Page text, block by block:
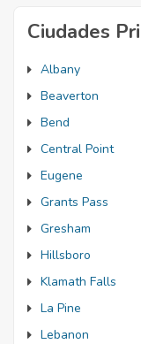
Ciudades
Albany
Beaverton
Bend
Central Point
Eugene
Grants Pass
Gresham
Hillsboro
Klamath Falls
La Pine
Lebanon